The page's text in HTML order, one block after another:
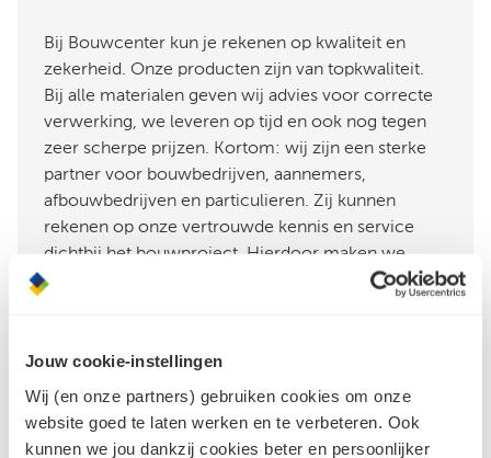
Jouw cookie-instellingen
Wij (en onze partners) gebruiken cookies om onze
website goed te laten werken en te verbeteren. Ook
kunnen we jou dankzij cookies beter en persoonlijker
Bij Bouwcenter kun je rekenen op kwaliteit en
zekerheid. Onze producten zijn van topkwaliteit.
Bij alle materialen geven wij advies voor correcte
verwerking, we leveren op tijd en ook nog tegen
zeer scherpe prijzen. Kortom: wij zijn een sterke
partner voor bouwbedrijven, aannemers,
afbouwbedrijven en particulieren. Zij kunnen
rekenen op onze vertrouwde kennis en service
dichtbij het bouwproject. Hierdoor maken we
samen iedere bouwprofessional nog krachtiger!
Neem contact op